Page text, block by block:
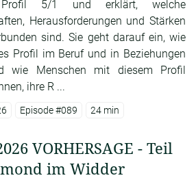
Profil 5/1 und erklärt, welche
Herausforderungen und Stärken
sind. Sie geht darauf ein, wie
Profil im Beruf und in Beziehungen
wie Menschen mit diesem Profil
ihre R ...
Episode #089 24 min
VORHERSAGE - Teil
im Widder